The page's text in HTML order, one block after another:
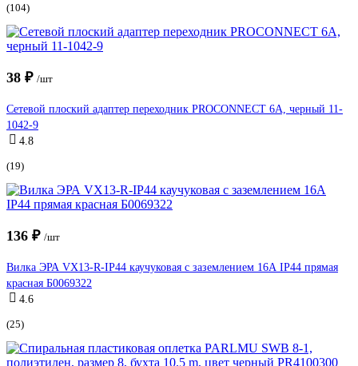
(104)
38 ₽ /шт
Сетевой плоский адаптер переходник PROCONNECT 6А, черный 11-
1042-9
4.8
(19)
136 ₽ /шт
Вилка ЭРА VX13-R-IP44 каучуковая c заземлением 16А IP44 прямая
красная Б0069322
4.6
(25)